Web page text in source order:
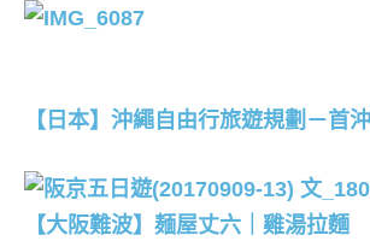
【日本】沖繩自由行旅遊規劃－首
【大阪難波】麺屋丈六｜雞湯拉麵